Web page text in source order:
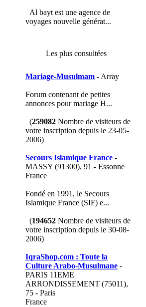
Al bayt est une agence de
voyages nouvelle générat...
Les plus consultées
Mariage-Musulmam- Array
Forum contenant de petites
annonces pour mariage H...
(259082Nombre de visiteurs de
votre inscription depuis le 23-05-
2006)
Secours Islamique France-
MASSY (91300), 91 - Essonne
France
Fondé en 1991, le Secours
Islamique France (SIF) e...
(194652Nombre de visiteurs de
votre inscription depuis le 30-08-
2006)
IqraShop.com : Toute la
Culture Arabo-Musulmane-
PARIS 11EME
ARRONDISSEMENT (75011),
75 - Paris
France